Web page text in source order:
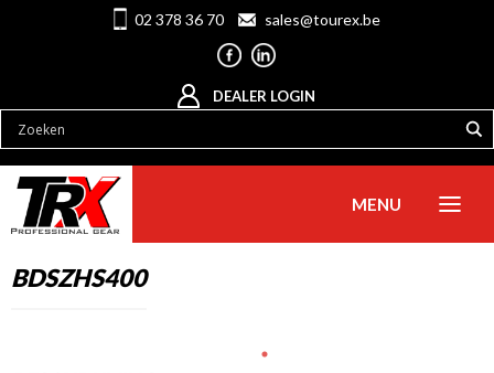
02 378 36 70 sales@tourex.be
DEALER LOGIN
MENU
BDSZHS400